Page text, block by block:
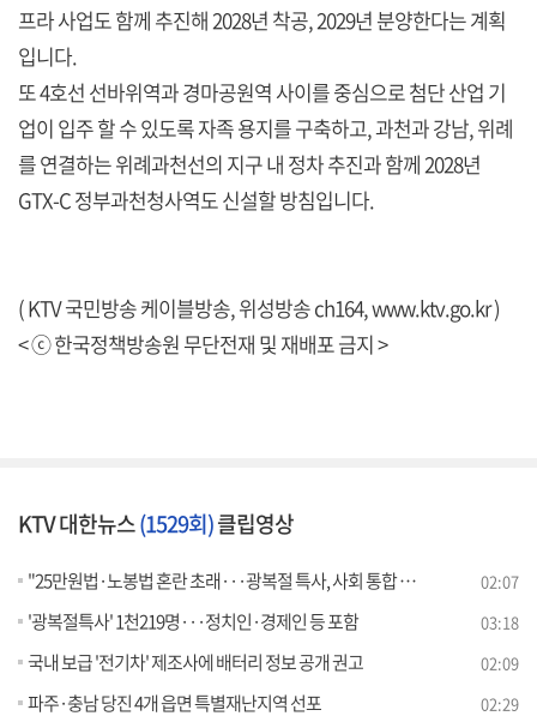
프라 사업도 함께 추진해 2028년 착공, 2029년 분양한다는 계획
입니다.
또 4호선 선바위역과 경마공원역 사이를 중심으로 첨단 산업 기
업이 입주 할 수 있도록 자족 용지를 구축하고, 과천과 강남, 위례
를 연결하는 위례과천선의 지구 내 정차 추진과 함께 2028년
GTX-C 정부과천청사역도 신설할 방침입니다.
( KTV 국민방송 케이블방송, 위성방송 ch164,www.ktv.go.kr)
< ⓒ 한국정책방송원 무단전재 및 재배포 금지 >
KTV 대한뉴스(1529회)클립영상
"25만원법·노봉법 혼란 초래···광복절 특사, 사회 통합 계기" 02:07
'광복절특사' 1천219명···정치인·경제인 등 포함 03:18
국내 보급 '전기차' 제조사에 배터리 정보 공개 권고 02:09
파주·충남 당진 4개 읍면 특별재난지역 선포 02:29